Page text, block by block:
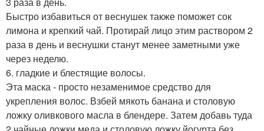
Быстро избавиться от веснушек также поможет сок
лимона и крепкий чай. Протирай лицо этим раствором 2
раза в день и веснушки станут менее заметными уже
через неделю.
6. гладкие и блестящие волосы.
Эта маска - просто незаменимое средство для
укрепления волос. Взбей мякоть банана и столовую
ложку оливкового масла в блендере. Затем добавь туда